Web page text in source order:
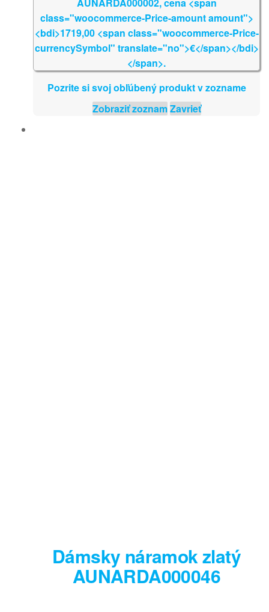
Pozrite si svoj obľúbený produkt v zozname
Zobraziť zoznamZavrieť
Dámsky náramok zlatý
AUNARDA000046